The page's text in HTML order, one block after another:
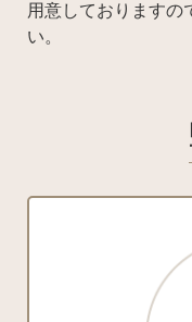
用意しておりますの
い。